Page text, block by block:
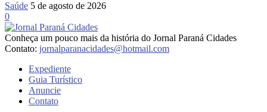
Saúde 5 de agosto de 2026
0
Conheça um pouco mais da história do Jornal Paraná Cidades
Contato: jornalparanacidades@hotmail.com
Expediente
Guia Turístico
Anuncie
Contato